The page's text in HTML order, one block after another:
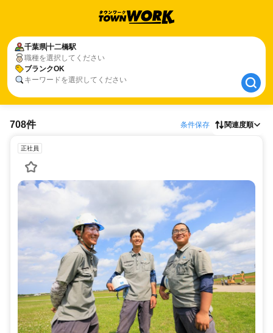
千葉県十二橋駅
職種を選択してください
ブランクOK
キーワードを選択してください
千葉県十二橋駅
ブランクOK
708件 条件保存 関連度順
正社員